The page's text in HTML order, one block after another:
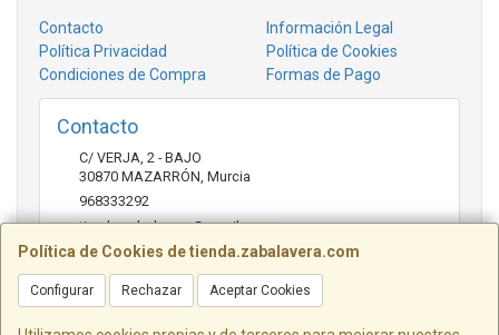
Política de Cookies de tienda.zabalavera.com
Configurar Rechazar Aceptar Cookies
Contacto
Información Legal
Política Privacidad
Política de Cookies
Condiciones de Compra
Formas de Pago
Contacto
C/ VERJA, 2 - BAJO
30870 MAZARRÓN, Murcia
968333292
tienda.zabalavera@gmail.com
Horario
9:30-14:00 y 17:30-20:00